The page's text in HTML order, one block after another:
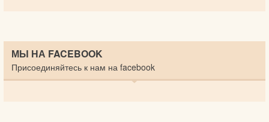
МЫ НА FACEBOOK
Присоединяйтесь к нам на facebook